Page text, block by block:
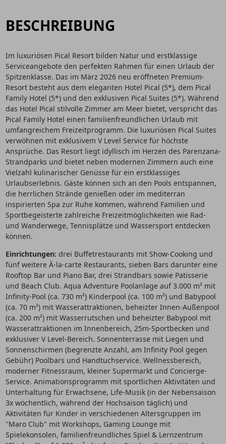
BESCHREIBUNG
Im luxuriösen Pical Resort bilden Natur und erstklassige
Serviceangebote den perfekten Rahmen für einen Urlaub der
Spitzenklasse. Das im März 2026 neu eröffneten Premium-
Resort besteht aus dem eleganten Hotel Pical (5*), dem Pical
Family Hotel (5*) und den exklusiven Pical Suites (5*). Während
das Hotel Pical stilvolle Zimmer am Meer bietet, verspricht das
Pical Family Hotel einen familienfreundlichen Urlaub mit
umfangreichem Freizeitprogramm. Die luxuriösen Pical Suites
verwöhnen mit exklusivem V Level Service für höchste
Ansprüche. Das Resort liegt idyllisch im Herzen des Parenzana-
Strandparks und bietet neben modernen Zimmern auch eine
Vielzahl kulinarischer Genüsse für ein erstklassiges
Urlaubserlebnis. Gäste können sich an den Pools entspannen,
die herrlichen Strände genießen oder im mediterran
inspirierten Spa zur Ruhe kommen, während Familien und
Sportbegeisterte zahlreiche Freizeitmöglichkeiten wie Rad-
und Wanderwege, Tennisplätze und Wassersport entdecken
können.
Einrichtungen: drei Buffetrestaurants mit Show-Cooking und
fünf weitere À-la-carte Restaurants, sieben Bars darunter eine
Rooftop Bar und Piano Bar, drei Strandbars sowie Patisserie
und Beach Club. Aqua Adventure Poolanlage auf 3.000 m² mit
Infinity-Pool (ca. 730 m²) Kinderpool (ca. 100 m²) und Babypool
(ca. 70 m²) mit Wasserattraktionen, beheizter Innen-Außenpool
(ca. 200 m²) mit Wasserrutschen und beheizter Babypool mit
Wasserattraktionen im Innenbereich, 25m-Sportbecken und
exklusiver V Level-Bereich. Sonnenterrasse mit Liegen und
Sonnenschirmen (begrenzte Anzahl, am Infinity Pool gegen
Gebühr) Poolbars und Handtuchservice. Wellnessbereich,
moderner Fitnessraum, kleiner Supermarkt und Concierge-
Service. Animationsprogramm mit sportlichen Aktivitäten und
Unterhaltung für Erwachsene, Life-Musik (in der Nebensaison
3x wöchentlich, während der Hochsaison täglich) und
Aktivitäten für Kinder in verschiedenen Altersgruppen im
"Maro Club" mit Workshops, Gaming Lounge mit
Spielekonsolen, familienfreundliches Spiel & Lernzentrum